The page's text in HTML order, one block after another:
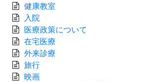
健康教室
入院
医療政策について
在宅医療
外来診療
旅行
映画